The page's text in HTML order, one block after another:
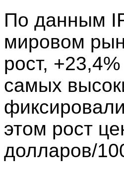
По данным
мировом
рост,
самых
этом рост
долларов/